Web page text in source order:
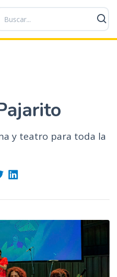
P
a
s
a
o
n
e
d
p
i
c
i
p
y teatro para toda la